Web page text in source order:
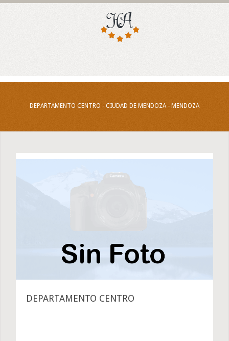
DEPARTAMENTO CENTRO - CIUDAD DE MENDOZA - MENDOZA
DEPARTAMENTO CENTRO